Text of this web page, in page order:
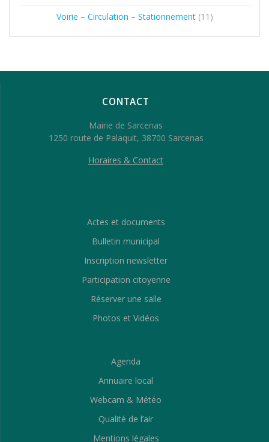
Voirie – Circulation – Stationnement(11)
CONTACT
Mairie de Sarcenas
1250 route de Palaquit, 38700 Sarcenas
Horaires & Contact
Actes et documents
Bulletin municipal
Inscription newsletter
Participation citoyenne
Réserver une salle
Photos et Vidéos
Agenda
Annuaire local
Webcam & Météo
Qualité de l’air
Mentions légales